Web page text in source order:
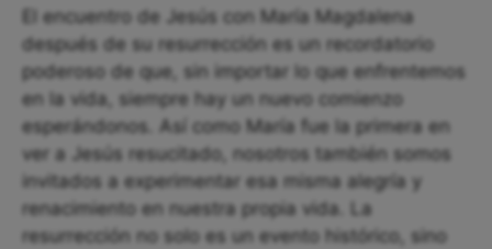
El encuentro de Jesús con María Magdalena
después de su resurrección es un recordatorio
poderoso de que, sin importar lo que enfrentemos
en la vida, siempre hay un nuevo comienzo
esperándonos. Así como María fue la primera en
ver a Jesús resucitado, nosotros también somos
invitados a experimentar esa misma alegría y
renacimiento en nuestra propia vida. La
resurrección no solo es un evento histórico, sino